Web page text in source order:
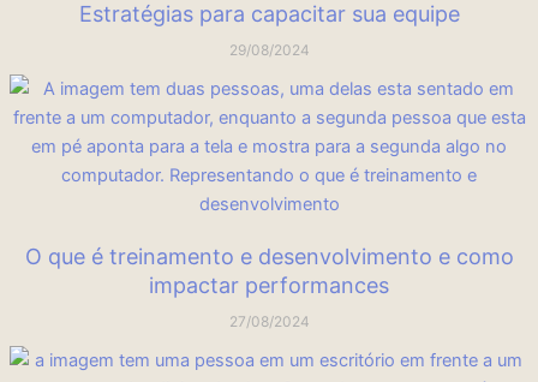
Estratégias para capacitar sua equipe
29/08/2024
O que é treinamento e desenvolvimento e como
impactar performances
27/08/2024